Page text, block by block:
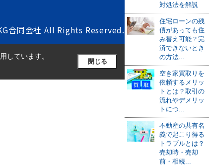
対処法を解説
住宅ローンの残
債があっても住
み替え可能？完
済できないとき
の方法...
空き家買取りを
依頼するメリッ
トとは？取引の
流れやデメリッ
トにつ...
不動産の共有名
義で起こり得る
トラブルとは？
売却時・売却
前・相続...
合同会社 All Rights Reserved.
しています。
閉じる